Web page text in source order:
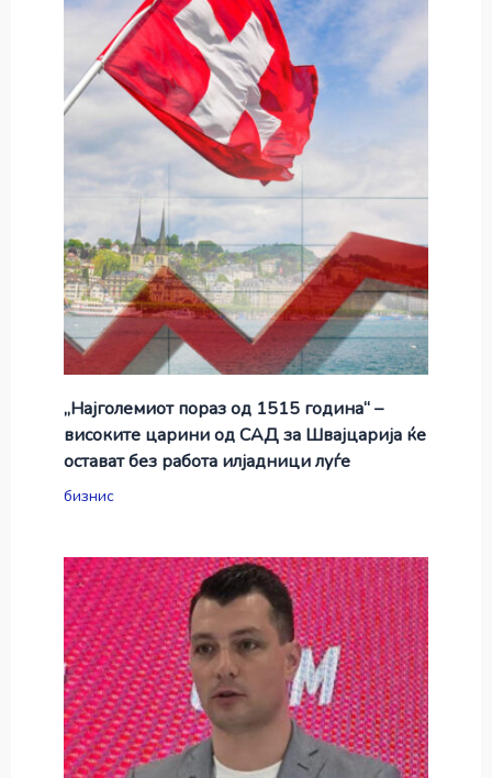
„Најголемиот пораз од 1515 година“ –
високите царини од САД за Швајцарија ќе
остават без работа илјадници луѓе
бизнис